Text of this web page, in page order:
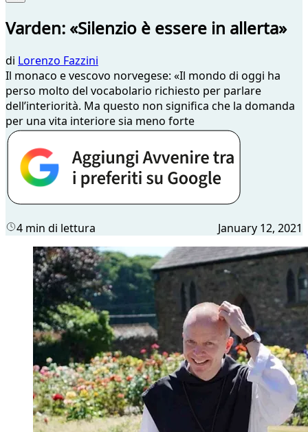
Varden: «Silenzio è essere in allerta»
di Lorenzo Fazzini
Il monaco e vescovo norvegese: «Il mondo di oggi ha
perso molto del vocabolario richiesto per parlare
dell’interiorità. Ma questo non significa che la domanda
per una vita interiore sia meno forte
4 min di lettura January 12, 2021